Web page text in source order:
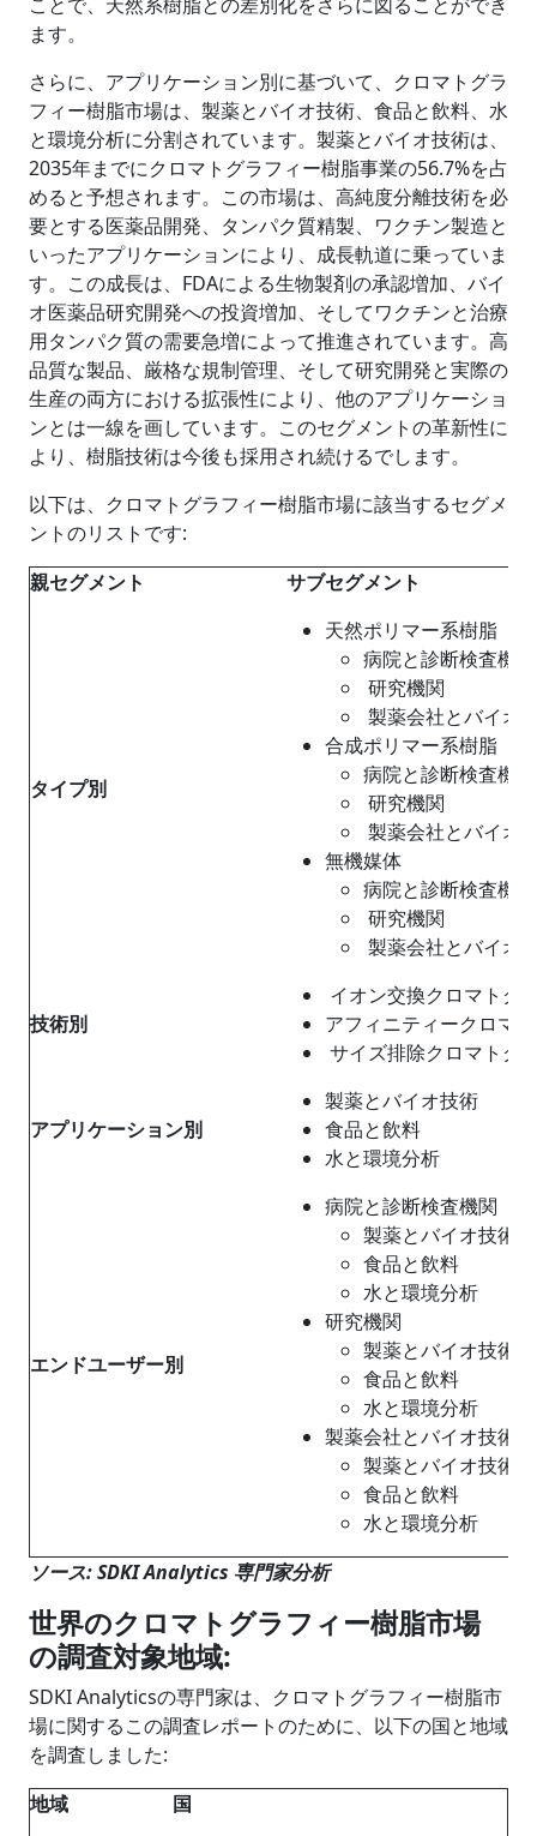
ます。
さらに、アプリケーション別に基づいて、クロマトグラ
フィー樹脂市場は、製薬とバイオ技術、食品と飲料、水
と環境分析に分割されています。製薬とバイオ技術は、
2035年までにクロマトグラフィー樹脂事業の56.7%を占
めると予想されます。この市場は、高純度分離技術を必
要とする医薬品開発、タンパク質精製、ワクチン製造と
いったアプリケーションにより、成長軌道に乗っていま
す。この成長は、FDAによる生物製剤の承認増加、バイ
オ医薬品研究開発への投資増加、そしてワクチンと治療
用タンパク質の需要急増によって推進されています。高
品質な製品、厳格な規制管理、そして研究開発と実際の
生産の両方における拡張性により、他のアプリケーショ
ンとは一線を画しています。このセグメントの革新性に
より、樹脂技術は今後も採用され続けるでします。
以下は、クロマトグラフィー樹脂市場に該当するセグメ
ントのリストです:
親セグメント
サブセグメント
タイプ別
天然ポリマー系樹脂
病院と診断検査機関
研究機関
製薬会社とバイオ
合成ポリマー系樹脂
病院と診断検査機関
研究機関
製薬会社とバイオ
無機媒体
病院と診断検査機関
研究機関
製薬会社とバイオ
技術別
イオン交換クロマトグ
アフィニティークロマ
サイズ排除クロマトグ
アプリケーション別
製薬とバイオ技術
食品と飲料
水と環境分析
エンドユーザー別
病院と診断検査機関
製薬とバイオ技術
食品と飲料
水と環境分析
研究機関
製薬とバイオ技術
食品と飲料
水と環境分析
製薬会社とバイオ技術
製薬とバイオ技術
食品と飲料
水と環境分析
ソース: SDKI Analytics 専門家分析
世界のクロマトグラフィー樹脂市場
の調査対象地域:
SDKI Analyticsの専門家は、クロマトグラフィー樹脂市
場に関するこの調査レポートのために、以下の国と地域
を調査しました:
地域
国